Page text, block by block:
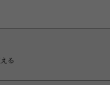
る